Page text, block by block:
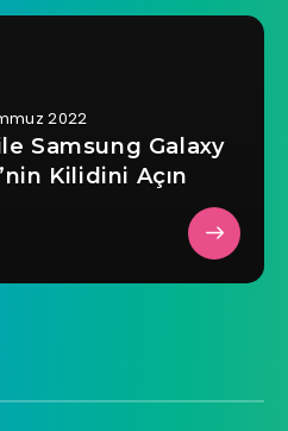
2022
Samsung Galaxy
Kilidini Açın